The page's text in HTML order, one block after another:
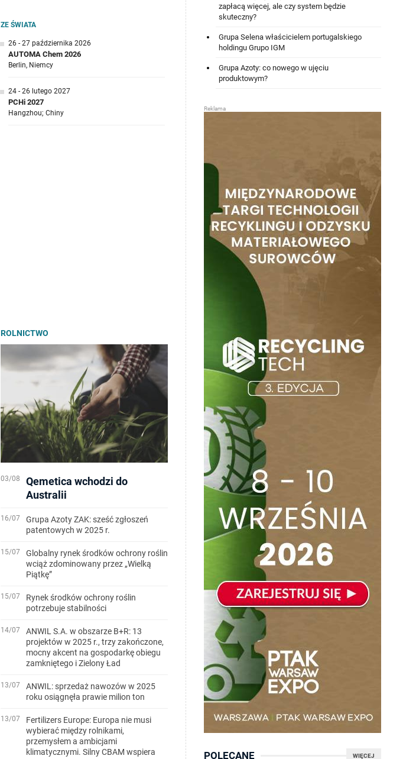
ZE ŚWIATA
26 - 27 października 2026
AUTOMA Chem 2026
Berlin, Niemcy
24 - 26 lutego 2027
PCHi 2027
Hangzhou; Chiny
ROLNICTWO
03/08
Qemetica wchodzi do
Australii
16/07
Grupa Azoty ZAK: sześć zgłoszeń
patentowych w 2025 r.
15/07
Globalny rynek środków ochrony roślin
wciąż zdominowany przez „Wielką
Piątkę”
15/07
Rynek środków ochrony roślin
potrzebuje stabilności
14/07
ANWIL S.A. w obszarze B+R: 13
projektów w 2025 r., trzy zakończone,
mocny akcent na gospodarkę obiegu
zamkniętego i Zielony Ład
13/07
ANWIL: sprzedaż nawozów w 2025
roku osiągnęła prawie milion ton
13/07
Fertilizers Europe: Europa nie musi
wybierać między rolnikami,
przemysłem a ambicjami
klimatycznymi. Silny CBAM wspiera
zapłacą więcej, ale czy system będzie
skuteczny?
Grupa Selena właścicielem portugalskiego
holdingu Grupo IGM
Grupa Azoty: co nowego w ujęciu
produktowym?
WIĘCEJ
POLECANE